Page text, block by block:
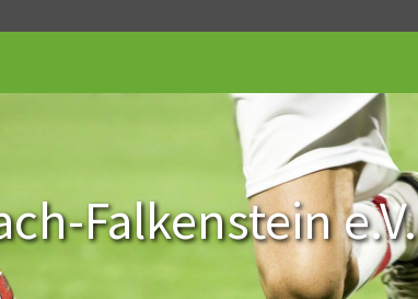
Falkenstein e.V.